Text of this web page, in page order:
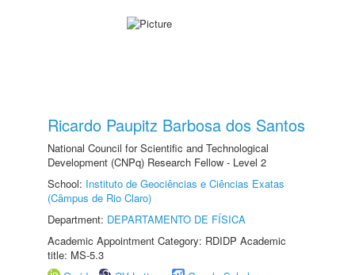
Ricardo Paupitz Barbosa dos Santos
National Council for Scientific and Technological
Development (CNPq) Research Fellow - Level 2
School: Instituto de Geociências e Ciências Exatas
(Câmpus de Rio Claro)
Department: DEPARTAMENTO DE FÍSICA
Academic Appointment Category: RDIDP Academic
title: MS-5.3